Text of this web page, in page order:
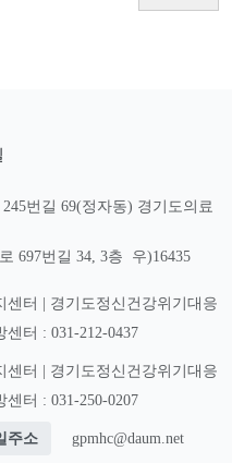
번길 69(정자동) 경기도의료
697번길 34, 3층 우)16435
센터 | 경기도정신건강위기대응
센터 : 031-212-0437
센터 | 경기도정신건강위기대응
센터 : 031-250-0207
주소 gpmhc@daum.net